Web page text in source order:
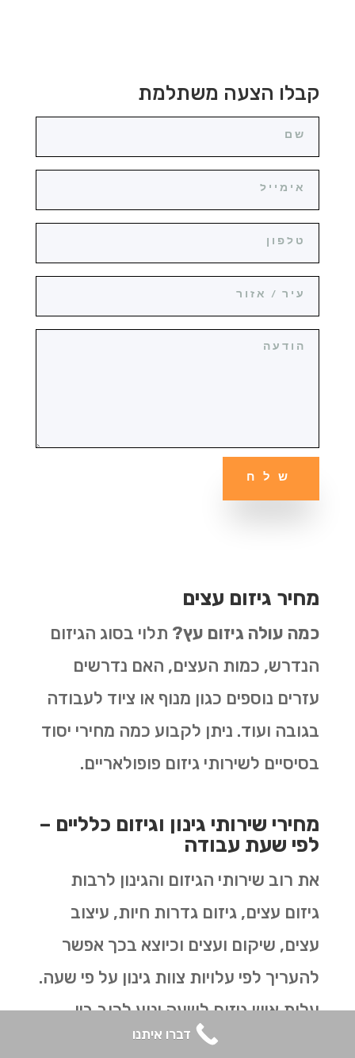
קבלו הצעה משתלמת
שלח
מחיר גיזום עצים
כמה עולה גיזום עץ? תלוי בסוג הגיזום
הנדרש, כמות העצים, האם נדרשים
עזרים נוספים כגון מנוף או ציוד לעבודה
בגובה ועוד. ניתן לקבוע כמה מחירי יסוד
בסיסיים לשירותי גיזום פופולאריים.
מחירי שירותי גינון וגיזום כלליים –
לפי שעת עבודה
את רוב שירותי הגיזום והגינון לרבות
גיזום עצים, גיזום גדרות חיות, עיצוב
עצים, שיקום ועצים וכיוצא בכך אפשר
להעריך לפי עלויות צוות גינון על פי שעה.
עלות איש גיזום לשעה ינוע לרוב בין
250- 450 ₪. על עלות זאת יש להוסיף
דברו איתנו